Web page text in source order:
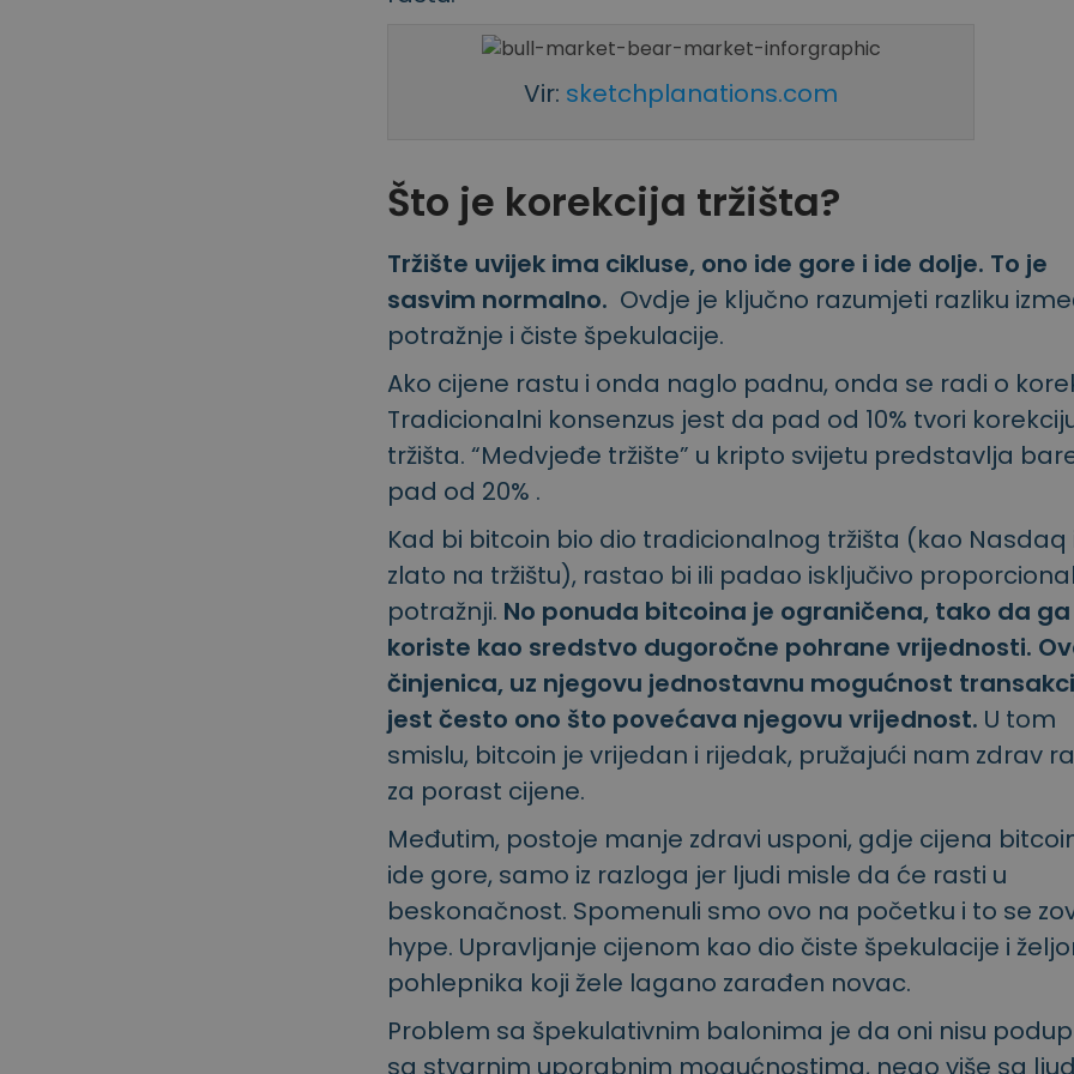
Vir: sketchplanations.com
Što je korekcija tržišta?
Tržište uvijek ima cikluse, ono ide gore i ide dolje. To je
sasvim normalno. Ovdje je ključno razumjeti razliku
potražnje i čiste špekulacije.
Ako cijene rastu i onda naglo padnu, onda se radi o
Tradicionalni konsenzus jest da pad od 10% tvori
tržišta. “Medvjeđe tržište” u kripto svijetu predstavlja
pad od 20% .
Kad bi bitcoin bio dio tradicionalnog tržišta (kao Nasdaq
zlato na tržištu), rastao bi ili padao isključivo
potražnji. No ponuda bitcoina je ograničena, tako da
koriste kao sredstvo dugoročne pohrane vrijednosti.
činjenica, uz njegovu jednostavnu mogućnost
jest često ono što povećava njegovu vrijednost. U tom
smislu, bitcoin je vrijedan i rijedak, pružajući nam zdrav
za porast cijene.
Međutim, postoje manje zdravi usponi, gdje cijena
ide gore, samo iz razloga jer ljudi misle da će rasti u
beskonačnost. Spomenuli smo ovo na početku i to se
hype. Upravljanje cijenom kao dio čiste špekulacije i
pohlepnika koji žele lagano zarađen novac.
Problem sa špekulativnim balonima je da oni nisu
sa stvarnim uporabnim mogućnostima, nego više sa